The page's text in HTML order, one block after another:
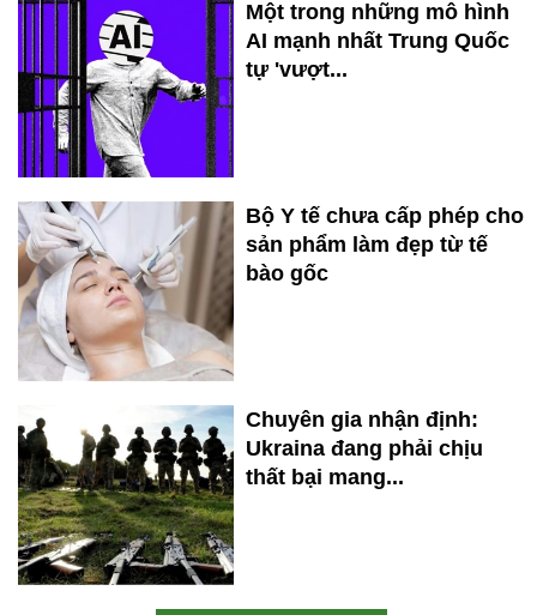
Một trong những mô hình
AI mạnh nhất Trung Quốc
tự 'vượt...
Bộ Y tế chưa cấp phép cho
sản phẩm làm đẹp từ tế
bào gốc
Chuyên gia nhận định:
Ukraina đang phải chịu
thất bại mang...